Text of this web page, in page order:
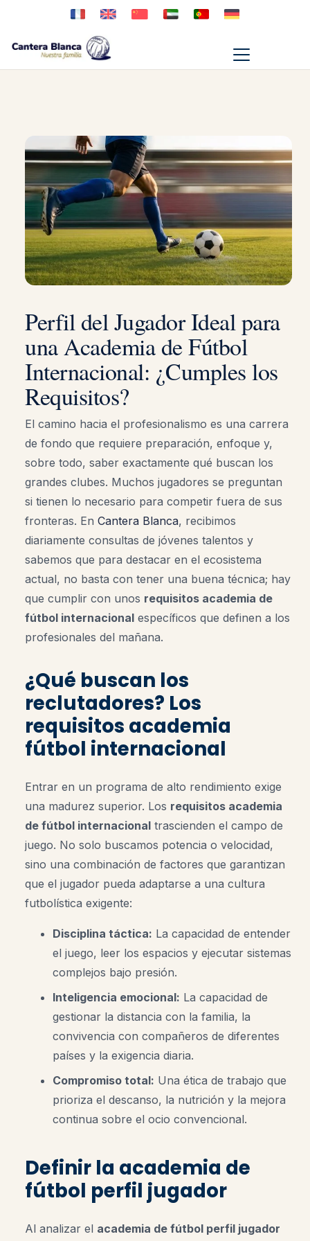
Perfil del Jugador Ideal para
una Academia de Fútbol
Internacional: ¿Cumples los
Requisitos?
El camino hacia el profesionalismo es una carrera
de fondo que requiere preparación, enfoque y,
sobre todo, saber exactamente qué buscan los
grandes clubes. Muchos jugadores se preguntan
si tienen lo necesario para competir fuera de sus
fronteras. En Cantera Blanca, recibimos
diariamente consultas de jóvenes talentos y
sabemos que para destacar en el ecosistema
actual, no basta con tener una buena técnica; hay
que cumplir con unos requisitos academia de
fútbol internacional específicos que definen a los
profesionales del mañana.
¿Qué buscan los
reclutadores? Los
requisitos academia
fútbol internacional
Entrar en un programa de alto rendimiento exige
una madurez superior. Los requisitos academia
de fútbol internacional trascienden el campo de
juego. No solo buscamos potencia o velocidad,
sino una combinación de factores que garantizan
que el jugador pueda adaptarse a una cultura
futbolística exigente:
Disciplina táctica: La capacidad de entender
el juego, leer los espacios y ejecutar sistemas
complejos bajo presión.
Inteligencia emocional: La capacidad de
gestionar la distancia con la familia, la
convivencia con compañeros de diferentes
países y la exigencia diaria.
Compromiso total: Una ética de trabajo que
prioriza el descanso, la nutrición y la mejora
continua sobre el ocio convencional.
Definir la academia de
fútbol perfil jugador
Al analizar el academia de fútbol perfil jugador